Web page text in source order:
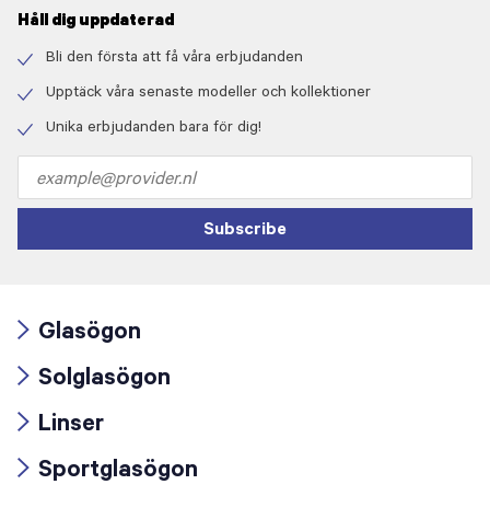
Håll dig uppdaterad
icon
Bli den första att få våra erbjudanden
icon
Upptäck våra senaste modeller och kollektioner
Unika erbjudanden bara för dig!
address
Subscribe
icon
Glasögon
icon
Solglasögon
icon
Linser
Sportglasögon